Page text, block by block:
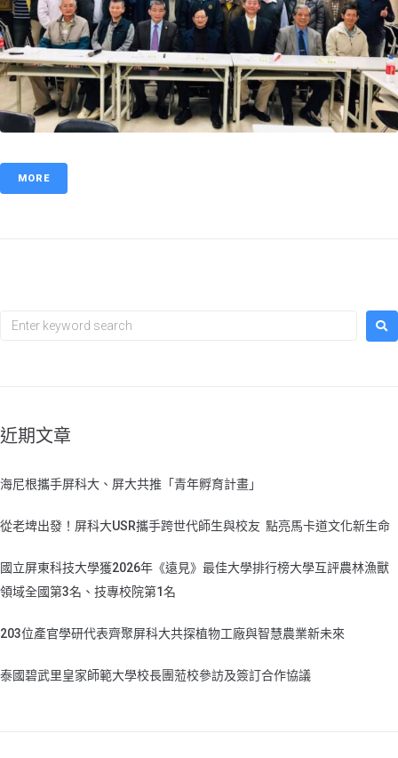
MORE
近期文章
海尼根攜手屏科大、屏大共推「青年孵育計畫」
從老埤出發！屏科大USR攜手跨世代師生與校友 點亮馬卡道文化新生命
國立屏東科技大學獲2026年《遠見》最佳大學排行榜大學互評農林漁獸
領域全國第3名、技專校院第1名
203位產官學研代表齊聚屏科大共探植物工廠與智慧農業新未來
泰國碧武里皇家師範大學校長團蒞校參訪及簽訂合作協議